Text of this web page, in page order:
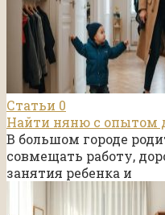
Статьи 0
Найти няню с опытом
В большом городе
совмещать работу,
занятия ребенка и